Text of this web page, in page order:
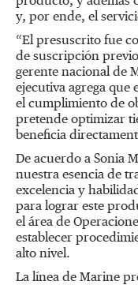
y, por ende, el
“El presuscrito fue
de suscripción
gerente nacional de
ejecutiva agrega
el cumplimiento de
pretende optimizar
beneficia
De acuerdo a Sonia
nuestra esencia de
excelencia y
para lograr este
el área de
establecer
alto nivel.
La línea de Marine